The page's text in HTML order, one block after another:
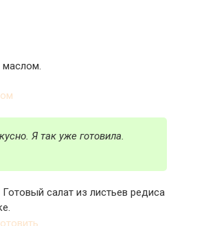
маслом.
Я так уже готовила.
салат из листьев редиса